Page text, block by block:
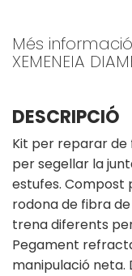
Més informació
XEMENEIA
DESCRIPCIÓ
Kit per reparar de
per segellar la
estufes. Compost
rodona de fibra
trena diferents
Pegament
manipulació neta.